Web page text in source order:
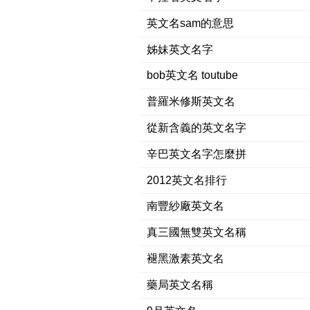
英文名sam的意思
姊妹英文名字
bob英文名 toutube
普羅米修斯英文名
從新含義的英文名字
辛巴英文名字怎麼拼
2012英文名排行
南豐紗廠英文名
真三國無雙英文名稱
褪黑激素英文名
藥局英文名稱